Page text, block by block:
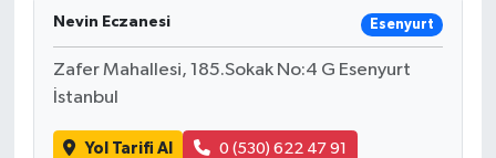
Nevin Eczanesi Esenyurt
Zafer Mahallesi, 185.Sokak No:4 G Esenyurt
İstanbul
Yol Tarifi Al 0 (530) 622 47 91